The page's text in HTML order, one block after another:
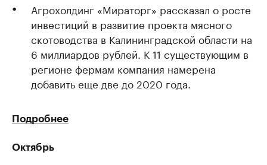
Агрохолдинг «Мираторг» рассказал о росте
инвестиций в развитие проекта мясного
скотоводства в Калининградской области на
6 миллиардов рублей. К 11 существующим в
регионе фермам компания намерена
добавить еще две до 2020 года.
Подробнее
Октябрь